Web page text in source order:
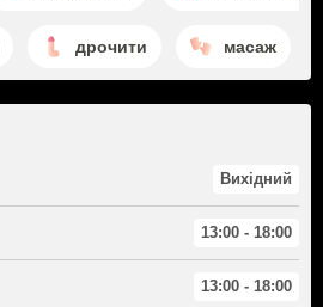
дрочити масаж
Вихідний
13:00 - 18:00
13:00 - 18:00